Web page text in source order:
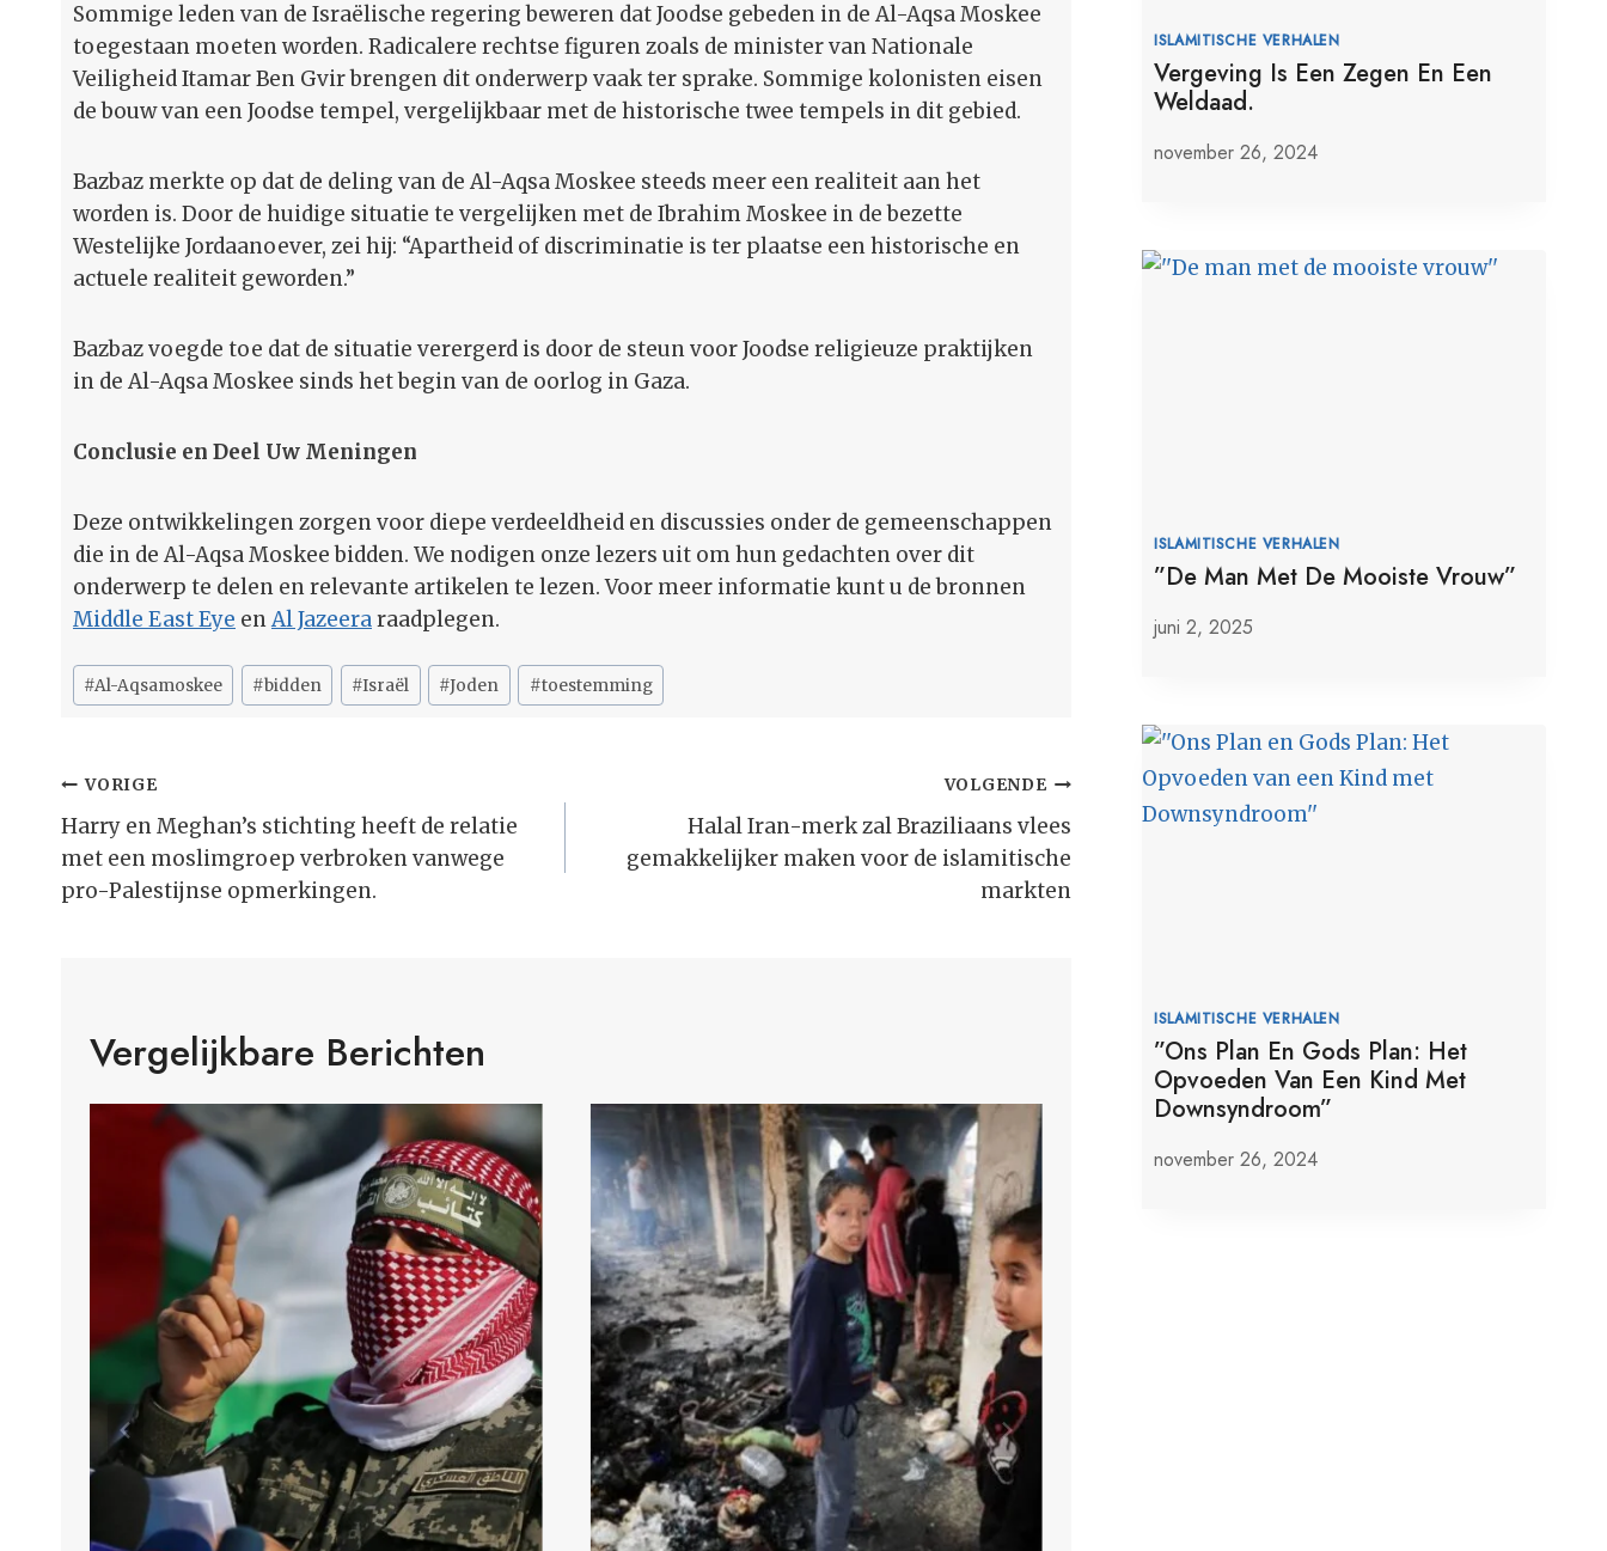
Sommige leden van de Israëlische regering beweren dat Joodse gebeden in de Al-Aqsa Moskee
toegestaan moeten worden. Radicalere rechtse figuren zoals de minister van Nationale
Veiligheid Itamar Ben Gvir brengen dit onderwerp vaak ter sprake. Sommige kolonisten eisen
de bouw van een Joodse tempel, vergelijkbaar met de historische twee tempels in dit gebied.
Bazbaz merkte op dat de deling van de Al-Aqsa Moskee steeds meer een realiteit aan het
worden is. Door de huidige situatie te vergelijken met de Ibrahim Moskee in de bezette
Westelijke Jordaanoever, zei hij: “Apartheid of discriminatie is ter plaatse een historische en
actuele realiteit geworden.”
Bazbaz voegde toe dat de situatie verergerd is door de steun voor Joodse religieuze praktijken
in de Al-Aqsa Moskee sinds het begin van de oorlog in Gaza.
Conclusie en Deel Uw Meningen
Deze ontwikkelingen zorgen voor diepe verdeeldheid en discussies onder de gemeenschappen
die in de Al-Aqsa Moskee bidden. We nodigen onze lezers uit om hun gedachten over dit
onderwerp te delen en relevante artikelen te lezen. Voor meer informatie kunt u de bronnen
Middle East Eye enAl Jazeeraraadplegen.
Bericht
tags:
#Al-Aqsamoskee #bidden #Israël #Joden #toestemming
Bericht
Navigatie
VORIGE
Harry en Meghan’s stichting heeft de relatie
met een moslimgroep verbroken vanwege
pro-Palestijnse opmerkingen.
VOLGENDE
Halal Iran-merk zal Braziliaans vlees
gemakkelijker maken voor de islamitische
markten
Vergelijkbare Berichten
ISLAMITISCHE VERHALEN
Vergeving Is Een Zegen En Een
Weldaad.
november 26, 2024
ISLAMITISCHE VERHALEN
”De Man Met De Mooiste Vrouw”
juni 2, 2025
ISLAMITISCHE VERHALEN
”Ons Plan En Gods Plan: Het
Opvoeden Van Een Kind Met
Downsyndroom”
november 26, 2024